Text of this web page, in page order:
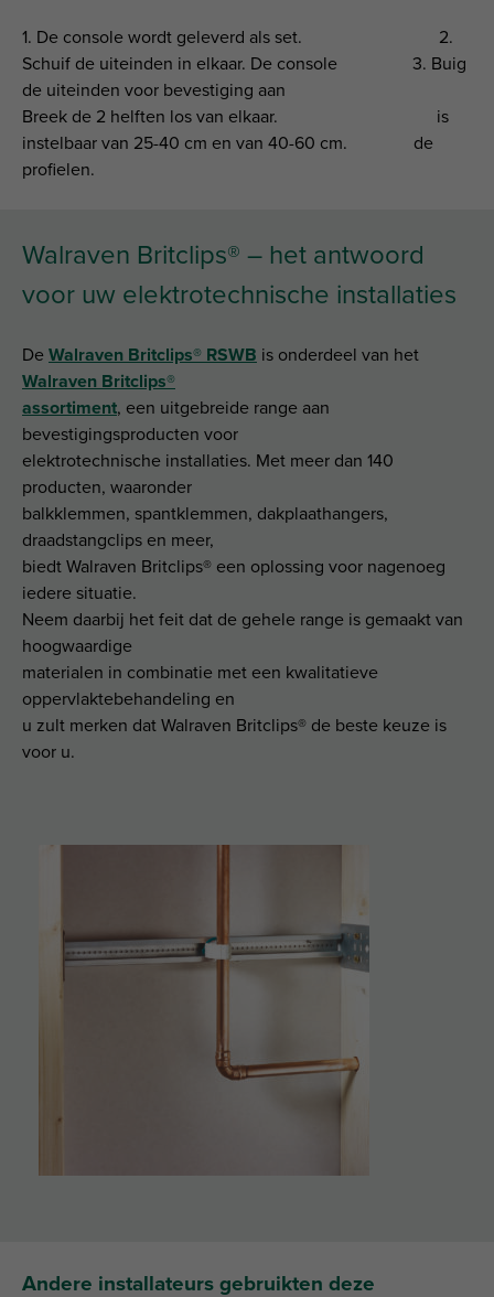
1. De console wordt geleverd als set. 2.
Schuif de uiteinden in elkaar. De console 3. Buig
de uiteinden voor bevestiging aan
Breek de 2 helften los van elkaar. is
instelbaar van 25-40 cm en van 40-60 cm. de
profielen.
Walraven Britclips® – het antwoord
voor uw elektrotechnische installaties
De Walraven Britclips® RSWB is onderdeel van het
Walraven Britclips®
assortiment, een uitgebreide range aan
bevestigingsproducten voor
elektrotechnische installaties. Met meer dan 140
producten, waaronder
balkklemmen, spantklemmen, dakplaathangers,
draadstangclips en meer,
biedt Walraven Britclips® een oplossing voor nagenoeg
iedere situatie.
Neem daarbij het feit dat de gehele range is gemaakt van
hoogwaardige
materialen in combinatie met een kwalitatieve
oppervlaktebehandeling en
u zult merken dat Walraven Britclips® de beste keuze is
voor u.
Andere installateurs gebruikten deze